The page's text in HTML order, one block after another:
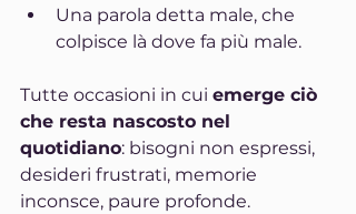
Una parola detta male, che
colpisce là dove fa più male.
Tutte occasioni in cui emerge ciò
che resta nascosto nel
quotidiano: bisogni non espressi,
desideri frustrati, memorie
inconsce, paure profonde.